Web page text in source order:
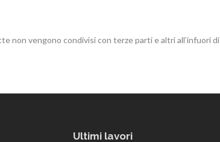
non vengono condivisi con terze parti e altri all’infuori di
Ultimi lavori